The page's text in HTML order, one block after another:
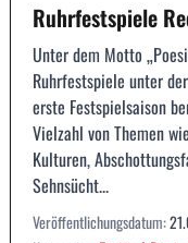
Ruhrfestspiele
Unter dem Motto
Ruhrfestspiele unter
erste Festspielsaison
Vielzahl von Themen
Kulturen,
Sehnsücht...
Veröffentlichungsdatum: